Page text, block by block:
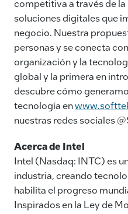
competitiva a través de
soluciones digitales que
negocio. Nuestra
personas y se conecta
organización y la
global y la primera en
descubre cómo
tecnología en
nuestras redes sociales
Acerca de Intel
Intel (Nasdaq: INTC) es
industria, creando
habilita el progreso
Inspirados en la Ley de